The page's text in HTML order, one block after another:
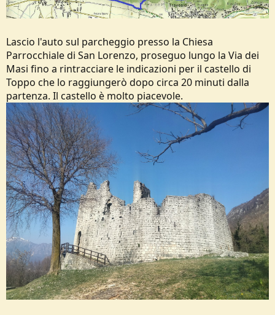
Lascio l'auto sul parcheggio presso la Chiesa
Parrocchiale di San Lorenzo, proseguo lungo la Via dei
Masi fino a rintracciare le indicazioni per il castello di
Toppo che lo raggiungerò dopo circa 20 minuti dalla
partenza. Il castello è molto piacevole.